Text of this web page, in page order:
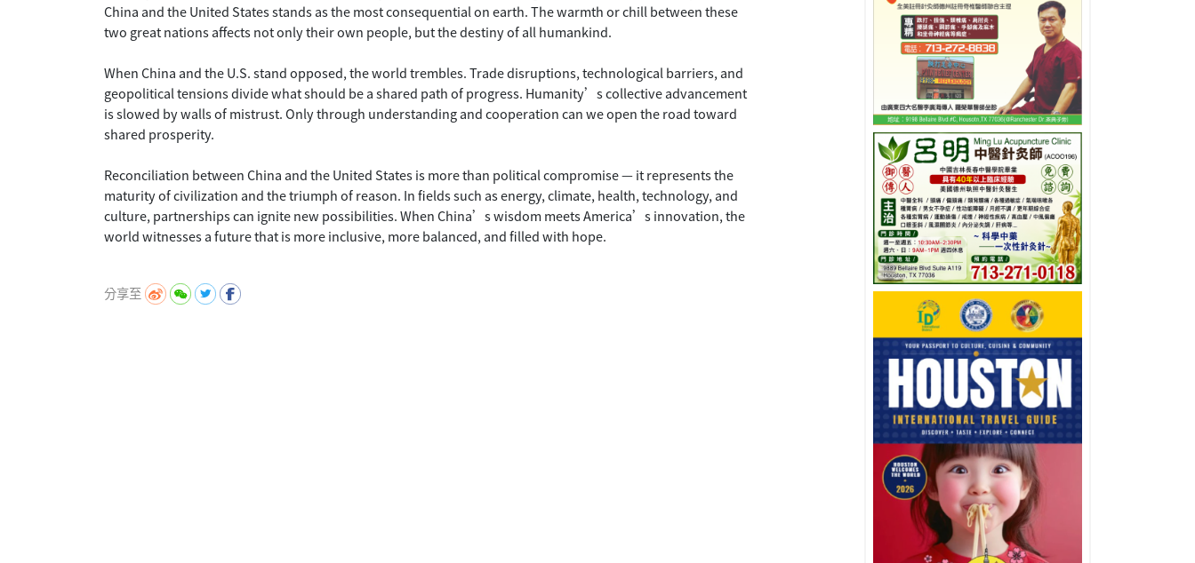
China and the United States stands as the most consequential on earth. The warmth or chill between these
two great nations affects not only their own people, but the destiny of all humankind.
When China and the U.S. stand opposed, the world trembles. Trade disruptions, technological barriers, and
geopolitical tensions divide what should be a shared path of progress. Humanity’s collective advancement
is slowed by walls of mistrust. Only through understanding and cooperation can we open the road toward
shared prosperity.
Reconciliation between China and the United States is more than political compromise — it represents the
maturity of civilization and the triumph of reason. In fields such as energy, climate, health, technology, and
culture, partnerships can ignite new possibilities. When China’s wisdom meets America’s innovation, the
world witnesses a future that is more inclusive, more balanced, and filled with hope.
分享至